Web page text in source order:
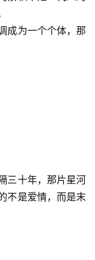
成为一个个体，那
三十年，那片星河
不是爱情，而是末